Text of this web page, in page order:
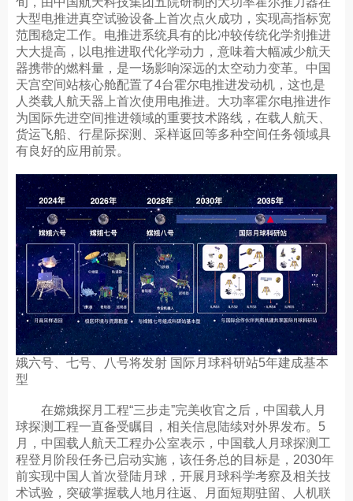
大型电推进真空试验设备上首次点火成功，实现高指标宽
范围稳定工作。电推进系统具有的比冲较传统化学剂推进
大大提高，以电推进取代化学动力，意味着大幅减少航天
器携带的燃料量，是一场影响深远的太空动力变革。中国
天宫空间站核心舱配置了4台霍尔电推进发动机，这也是
人类载人航天器上首次使用电推进。大功率霍尔电推进作
为国际先进空间推进领域的重要技术路线，在载人航天、
货运飞船、行星际探测、采样返回等多种空间任务领域具
有良好的应用前景。
娥六号、七号、八号将发射 国际月球科研站5年建成基本
型
在嫦娥探月工程“三步走”完美收官之后，中国载人月
球探测工程一直备受瞩目，相关信息陆续对外界发布。5
月，中国载人航天工程办公室表示，中国载人月球探测工
程登月阶段任务已启动实施，该任务总的目标是，2030年
前实现中国人首次登陆月球，开展月球科学考察及相关技
术试验，突破掌握载人地月往返、月面短期驻留、人机联